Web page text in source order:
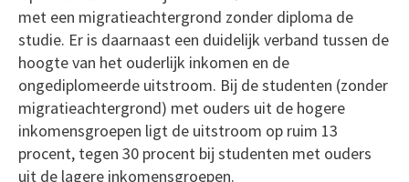
met een migratieachtergrond zonder diploma de
studie. Er is daarnaast een duidelijk verband tussen de
hoogte van het ouderlijk inkomen en de
ongediplomeerde uitstroom. Bij de studenten (zonder
migratieachtergrond) met ouders uit de hogere
inkomensgroepen ligt de uitstroom op ruim 13
procent, tegen 30 procent bij studenten met ouders
uit de lagere inkomensgroepen.